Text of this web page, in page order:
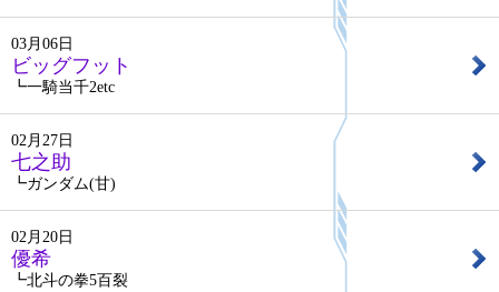
03月06日
ビッグフット
┗一騎当千2etc
02月27日
七之助
┗ガンダム(甘)
02月20日
優希
┗北斗の拳5百裂